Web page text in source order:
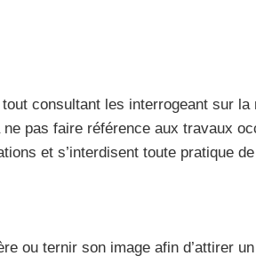
consultant les interrogeant sur la
pas faire référence aux travaux
et s’interdisent toute pratique
ou ternir son image afin d’attirer